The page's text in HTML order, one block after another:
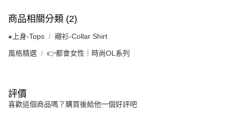
商品相關分類 (2)
⁕上身-Tops 襯衫-Collar Shirt
風格精選 👉都會女性｜時尚OL系列
評價
喜歡這個商品嗎？購買後給他一個好評吧